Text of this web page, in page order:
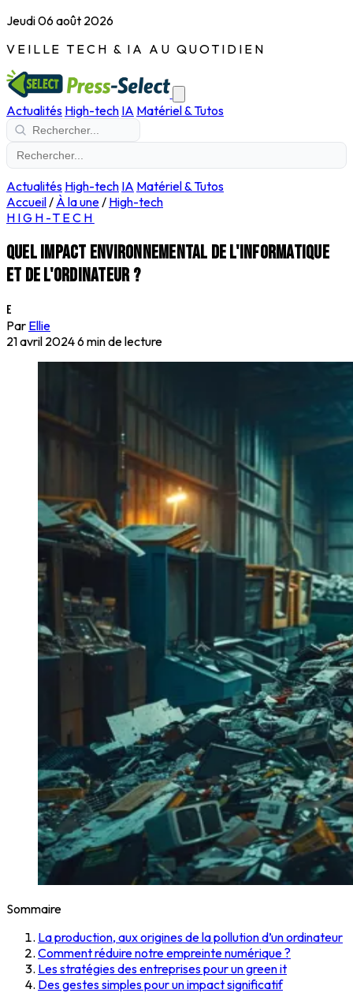
Jeudi 06 août 2026
VEILLE TECH & IA AU QUOTIDIEN
Actualités High-tech IA Matériel & Tutos
Actualités High-tech IA Matériel & Tutos
Accueil/ À la une/ High-tech
HIGH-TECH
Quel impact environnemental de l'informatique
et de l'ordinateur ?
E
Par Ellie
21 avril 20246 min de lecture
Sommaire
La production, aux origines de la pollution d’un ordinateur
Comment réduire notre empreinte numérique ?
Les stratégies des entreprises pour un green it
Des gestes simples pour un impact significatif